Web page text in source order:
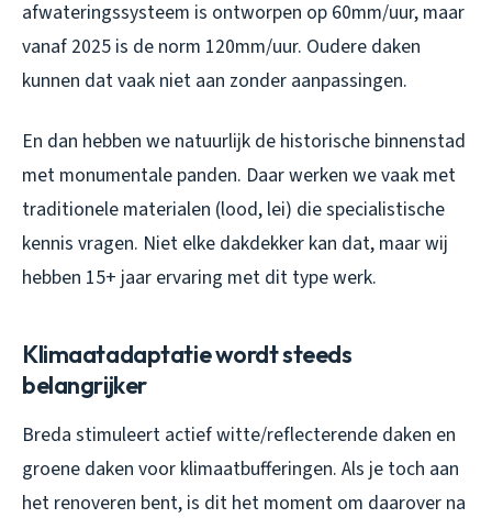
afwateringssysteem is ontworpen op 60mm/uur, maar
vanaf 2025 is de norm 120mm/uur. Oudere daken
kunnen dat vaak niet aan zonder aanpassingen.
En dan hebben we natuurlijk de historische binnenstad
met monumentale panden. Daar werken we vaak met
traditionele materialen (lood, lei) die specialistische
kennis vragen. Niet elke dakdekker kan dat, maar wij
hebben 15+ jaar ervaring met dit type werk.
Klimaatadaptatie wordt steeds
belangrijker
Breda stimuleert actief witte/reflecterende daken en
groene daken voor klimaatbufferingen. Als je toch aan
het renoveren bent, is dit het moment om daarover na